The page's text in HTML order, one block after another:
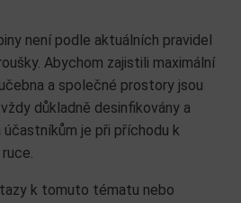
není podle aktuálních pravidel
Abychom zajistili maximální
a společné prostory jsou
důkladně desinfikovány a
je při příchodu k
k tomuto tématu nebo